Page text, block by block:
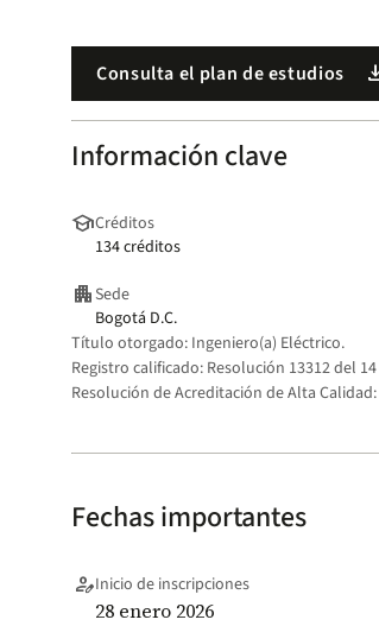
Consulta el plan de estudios
Información clave
schoolCréditos
134 créditos
apartmentSede
Bogotá D.C.
Título otorgado: Ingeniero(a) Eléctrico.
Registro calificado: Resolución 13312 del
Resolución de Acreditación de Alta Calidad:
Fechas importantes
person_editInicio de inscripciones
28 enero 2026